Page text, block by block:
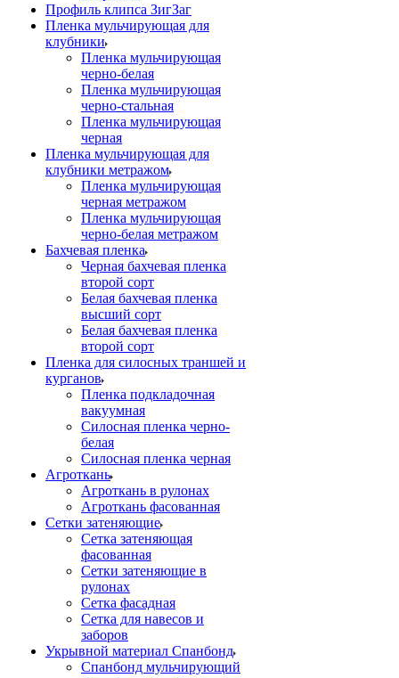
Профиль клипса ЗигЗаг
Пленка мульчирующая для
клубники
Пленка мульчирующая
черно-белая
Пленка мульчирующая
черно-стальная
Пленка мульчирующая
черная
Пленка мульчирующая для
клубники метражом
Пленка мульчирующая
черная метражом
Пленка мульчирующая
черно-белая метражом
Бахчевая пленка
Черная бахчевая пленка
второй сорт
Белая бахчевая пленка
высший сорт
Белая бахчевая пленка
второй сорт
Пленка для силосных траншей и
курганов
Пленка подкладочная
вакуумная
Силосная пленка черно-
белая
Силосная пленка черная
Агроткань
Агроткань в рулонах
Агроткань фасованная
Сетки затеняющие
Сетка затеняющая
фасованная
Сетки затеняющие в
рулонах
Сетка фасадная
Сетка для навесов и
заборов
Укрывной материал Спанбонд
Спанбонд мульчирующий